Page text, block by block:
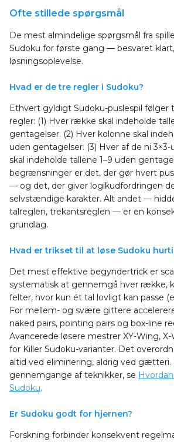
Ofte stillede spørgsmål
De mest almindelige spørgsmål fra
Sudoku for første gang — besvaret
løsningsoplevelse.
Hvad er de tre regler i Sudoku?
Ethvert gyldigt Sudoku-puslespil
regler: (1) Hver række skal indeholde
gentagelser. (2) Hver kolonne skal
uden gentagelser. (3) Hver af de ni 3×3-
skal indeholde tallene 1–9 uden
begrænsninger er det, der gør hvert
— og det, der giver logikudfordringen
selvstændige karakter. Alt andet —
talreglen, trekantsreglen — er en
grundlag.
Hvad er trikset til at løse Sudoku
Det mest effektive begyndertrick er
systematisk at gennemgå hver række,
felter, hvor kun ét tal lovligt kan passe
For mellem- og svære gittere
naked pairs, pointing pairs og box-line
Avancerede løsere mestrer XY-Wing,
for Killer Sudoku-varianter. Det
altid ved eliminering, aldrig ved gætteri.
gennemgange af teknikker, se
Sudoku.
Er Sudoku godt for hjernen?
Forskning forbinder konsekvent